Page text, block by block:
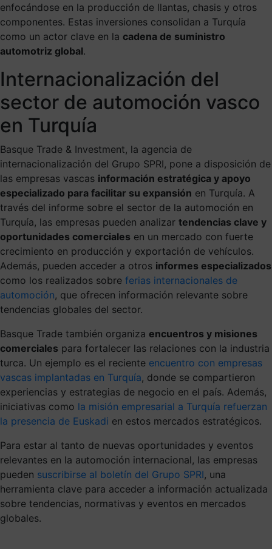
enfocándose en la producción de llantas, chasis y otros
componentes. Estas inversiones consolidan a Turquía
como un actor clave en la cadena de suministro
automotriz global.
Internacionalización del
sector de automoción vasco
en Turquía
Basque Trade & Investment, la agencia de
internacionalización del Grupo SPRI, pone a disposición de
las empresas vascas información estratégica y apoyo
especializado para facilitar su expansión en Turquía. A
través del informe sobre el sector de la automoción en
Turquía, las empresas pueden analizar tendencias clave y
oportunidades comerciales en un mercado con fuerte
crecimiento en producción y exportación de vehículos.
Además, pueden acceder a otros informes especializados
como los realizados sobre ferias internacionales de
automoción, que ofrecen información relevante sobre
tendencias globales del sector.
Basque Trade también organiza encuentros y misiones
comerciales para fortalecer las relaciones con la industria
turca. Un ejemplo es el reciente encuentro con empresas
vascas implantadas en Turquía, donde se compartieron
experiencias y estrategias de negocio en el país. Además,
iniciativas como la misión empresarial a Turquía refuerzan
la presencia de Euskadi en estos mercados estratégicos.
Para estar al tanto de nuevas oportunidades y eventos
relevantes en la automoción internacional, las empresas
pueden suscribirse al boletín del Grupo SPRI, una
herramienta clave para acceder a información actualizada
sobre tendencias, normativas y eventos en mercados
globales.